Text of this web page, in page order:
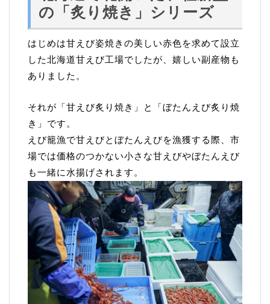
の「炙り焼き」シリーズ
はじめは甘えび姿焼きの美しい赤色を求めて設立
した北海道甘えび工場でしたが、嬉しい副産物も
ありました。
それが「甘えび炙り焼き」と「ぼたんえび炙り焼
き」です。
えび籠漁で甘えびとぼたんえびを漁獲する際、市
場では価格のつかない小さな甘えびやぼたんえび
も一緒に水揚げされます。